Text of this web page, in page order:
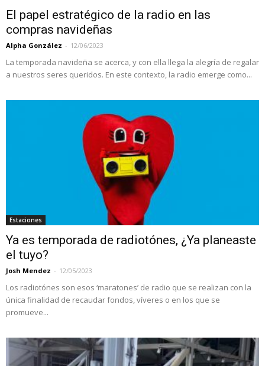
El papel estratégico de la radio en las
compras navideñas
Alpha González - 12/06/2023
La temporada navideña se acerca, y con ella llega la alegría de regalar
a nuestros seres queridos. En este contexto, la radio emerge como...
Estaciones
Ya es temporada de radiotónes, ¿Ya planeaste
el tuyo?
Josh Mendez - 12/05/2023
Los radiotónes son esos ‘maratones’ de radio que se realizan con la
única finalidad de recaudar fondos, víveres o en los que se
promueve...